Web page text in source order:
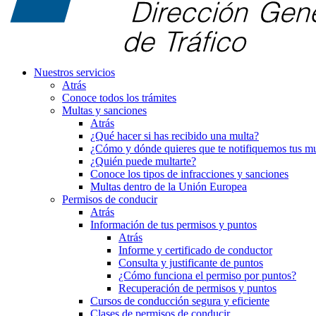
Nuestros servicios
Atrás
Conoce todos los trámites
Multas y sanciones
Atrás
¿Qué hacer si has recibido una multa?
¿Cómo y dónde quieres que te notifiquemos tus
¿Quién puede multarte?
Conoce los tipos de infracciones y sanciones
Multas dentro de la Unión Europea
Permisos de conducir
Atrás
Información de tus permisos y puntos
Atrás
Informe y certificado de conductor
Consulta y justificante de puntos
¿Cómo funciona el permiso por puntos?
Recuperación de permisos y puntos
Cursos de conducción segura y eficiente